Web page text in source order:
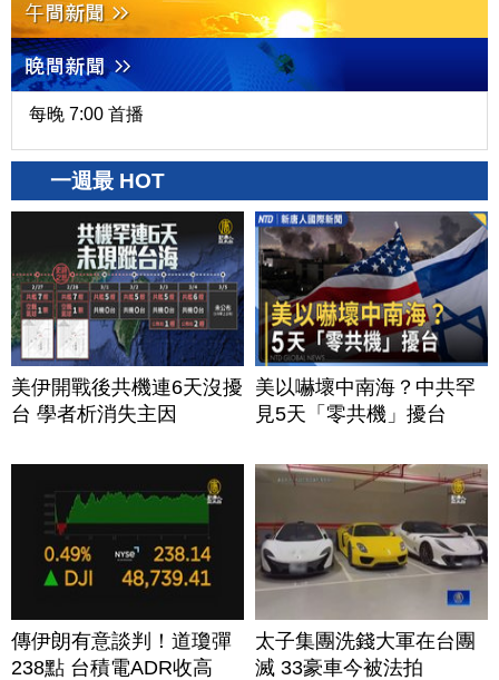
每晚 7:00 首播
一週最 HOT
美伊開戰後共機連6天沒擾
台 學者析消失主因
美以嚇壞中南海？中共罕
見5天「零共機」擾台
傳伊朗有意談判！道瓊彈
238點 台積電ADR收高
太子集團洗錢大軍在台團
滅 33豪車今被法拍